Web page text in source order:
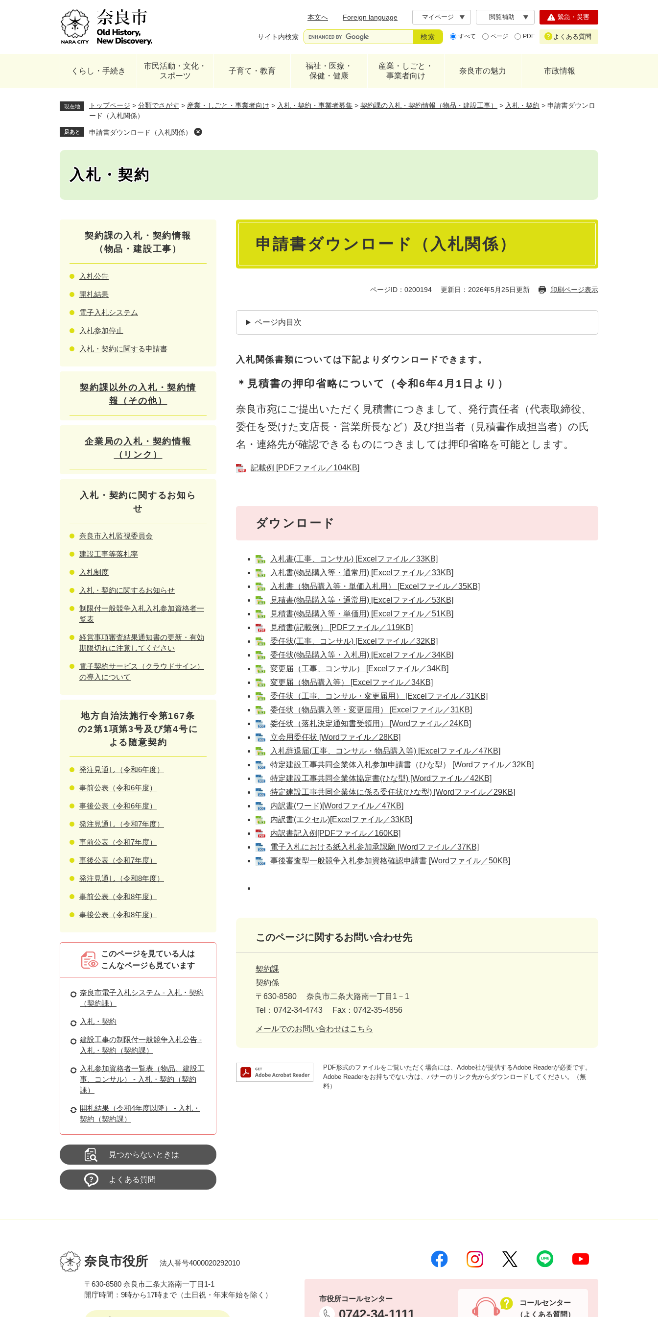
本文へ
Foreign language マイページ 閲覧補助
サイト内検索 すべて ページ PDF
緊急・災害
よくある質問
くらし・手続き
市民活動・文化・
スポーツ
子育て・教育
福祉・医療・
保健・健康
産業・しごと・
事業者向け
奈良市の魅力 市政情報
現在地 トップページ > 分類でさがす > 産業・しごと・事業者向け > 入札・契約・事業者募集 > 契約課の入札・契約情報（物品・建設工事） > 入札・契約 > 申請書ダウンロ
ード（入札関係）
足あと 申請書ダウンロード（入札関係）
入札・契約
本
申請書ダウンロード（入札関係）
ページID：0200194 更新日：2026年5月25日更新 印刷ページ表示
ページ内目次
入札関係書類については下記よりダウンロードできます。
＊見積書の押印省略について（令和6年4月1日より）
奈良市宛にご提出いただく見積書につきまして、発行責任者（代表取締役、
委任を受けた支店長・営業所長など）及び担当者（見積書作成担当者）の氏
名・連絡先が確認できるものにつきましては押印省略を可能とします。
記載例 [PDFファイル／104KB]
ダウンロード
入札書(工事、コンサル) [Excelファイル／33KB]
入札書(物品購入等・通常用) [Excelファイル／33KB]
入札書（物品購入等・単価入札用） [Excelファイル／35KB]
見積書(物品購入等・通常用) [Excelファイル／53KB]
見積書(物品購入等・単価用) [Excelファイル／51KB]
見積書(記載例） [PDFファイル／119KB]
委任状(工事、コンサル) [Excelファイル／32KB]
委任状(物品購入等・入札用) [Excelファイル／34KB]
変更届（工事、コンサル） [Excelファイル／34KB]
変更届（物品購入等） [Excelファイル／34KB]
委任状（工事、コンサル・変更届用） [Excelファイル／31KB]
委任状（物品購入等・変更届用） [Excelファイル／31KB]
委任状（落札決定通知書受領用） [Wordファイル／24KB]
立会用委任状 [Wordファイル／28KB]
入札辞退届(工事、コンサル・物品購入等) [Excelファイル／47KB]
特定建設工事共同企業体入札参加申請書（ひな型） [Wordファイル／32KB]
特定建設工事共同企業体協定書(ひな型) [Wordファイル／42KB]
特定建設工事共同企業体に係る委任状(ひな型) [Wordファイル／29KB]
内訳書(ワード)[Wordファイル／47KB]
内訳書(エクセル)[Excelファイル／33KB]
内訳書記入例[PDFファイル／160KB]
電子入札における紙入札参加承認願 [Wordファイル／37KB]
事後審査型一般競争入札参加資格確認申請書 [Wordファイル／50KB]
このページに関するお問い合わせ先
契約課
契約係
〒630-8580
奈良市二条大路南一丁目1－1
Tel：0742-34-4743
Fax：0742-35-4856
メールでのお問い合わせはこちら
PDF形式のファイルをご覧いただく場合には、Adobe社が提供するAdobe Readerが必要です。
Adobe Readerをお持ちでない方は、バナーのリンク先からダウンロードしてください。（無
料）
契約課の入札・契約情報
（物品・建設工事）
入札公告
開札結果
電子入札システム
入札参加停止
入札・契約に関する申請書
契約課以外の入札・契約情
報（その他）
企業局の入札・契約情報
（リンク）
入札・契約に関するお知ら
せ
奈良市入札監視委員会
建設工事等落札率
入札制度
入札・契約に関するお知らせ
制限付一般競争入札入札参加資格者一
覧表
経営事項審査結果通知書の更新・有効
期限切れに注意してください
電子契約サービス（クラウドサイン）
の導入について
地方自治法施行令第167条
の2第1項第3号及び第4号に
よる随意契約
発注見通し（令和6年度）
事前公表（令和6年度）
事後公表（令和6年度）
発注見通し（令和7年度）
事前公表（令和7年度）
事後公表（令和7年度）
発注見通し（令和8年度）
事前公表（令和8年度）
事後公表（令和8年度）
このページを見ている人は
こんなページも見ています
奈良市電子入札システム - 入札・契約
（契約課）
入札・契約
建設工事の制限付一般競争入札公告 -
入札・契約（契約課）
入札参加資格者一覧表（物品、建設工
事、コンサル） - 入札・契約（契約
課）
開札結果（令和4年度以降） - 入札・
契約（契約課）
見つからないときは
よくある質問
奈良市役所 法人番号4000020292010
〒630-8580 奈良市二条大路南一丁目1-1
開庁時間：9時から17時まで（土日祝・年末年始を除く）
市役所コールセンター
0742-34-1111
コールセンター
（よくある質問）